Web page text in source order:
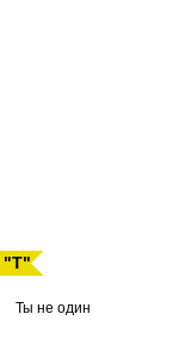
"Т"
Ты не один